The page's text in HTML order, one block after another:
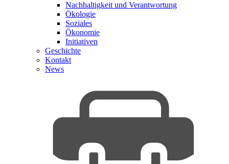
Nachhaltigkeit und Verantwortung
Ökologie
Soziales
Ökonomie
Initiativen
Geschichte
Kontakt
News